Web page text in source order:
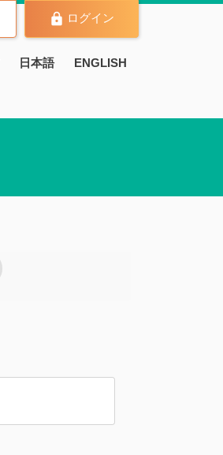
日本語 ENGLISH
ログイン